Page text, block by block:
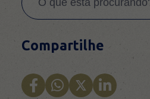
Compartilhe